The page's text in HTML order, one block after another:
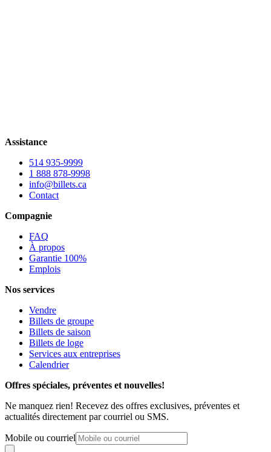
Assistance
514 935-9999
1 888 878-9998
info@billets.ca
Contact
Compagnie
FAQ
À propos
Garantie 100%
Emplois
Nos services
Vendre
Billets de groupe
Billets de saison
Billets de loge
Services aux entreprises
Calendrier
Offres spéciales, préventes et nouvelles!
Ne manquez rien! Recevez des offres exclusives, préventes et
actualités directement par courriel ou SMS.
Mobile ou courriel